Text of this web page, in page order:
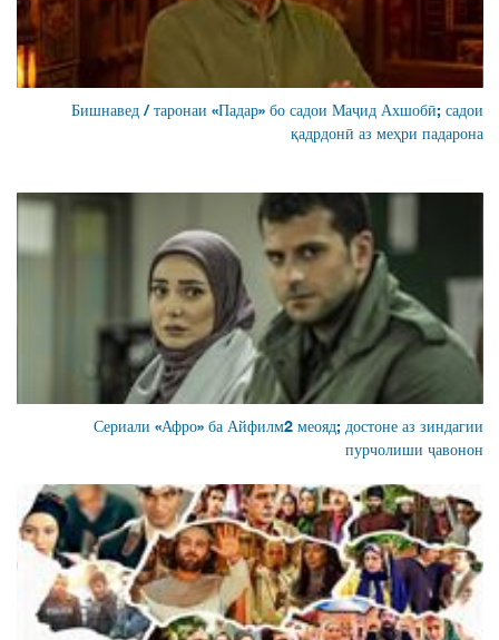
Бишнавед / таронаи «Падар» бо садои Маҷид Ахшобӣ; садои
қадрдонӣ аз меҳри падарона
Сериали «Афро» ба Айфилм2 меояд; достоне аз зиндагии
пурчолиши ҷавонон